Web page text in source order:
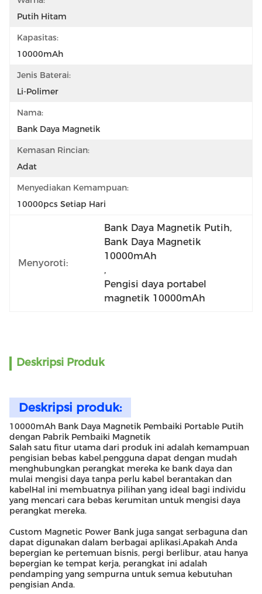
Putih Hitam
Kapasitas:
10000mAh
Jenis Baterai:
Li-Polimer
Nama:
Bank Daya Magnetik
Kemasan Rincian:
Adat
Menyediakan Kemampuan:
10000pcs Setiap Hari
Menyoroti:
Bank Daya Magnetik Putih,
Bank Daya Magnetik
10000mAh
,
Pengisi daya portabel
magnetik 10000mAh
Deskripsi Produk
Deskripsi produk:
10000mAh Bank Daya Magnetik Pembaiki Portable Putih
dengan Pabrik Pembaiki Magnetik
Salah satu fitur utama dari produk ini adalah kemampuan
pengisian bebas kabel.pengguna dapat dengan mudah
menghubungkan perangkat mereka ke bank daya dan
mulai mengisi daya tanpa perlu kabel berantakan dan
kabelHal ini membuatnya pilihan yang ideal bagi individu
yang mencari cara bebas kerumitan untuk mengisi daya
perangkat mereka.
Custom Magnetic Power Bank juga sangat serbaguna dan
dapat digunakan dalam berbagai aplikasi.Apakah Anda
bepergian ke pertemuan bisnis, pergi berlibur, atau hanya
bepergian ke tempat kerja, perangkat ini adalah
pendamping yang sempurna untuk semua kebutuhan
pengisian Anda.